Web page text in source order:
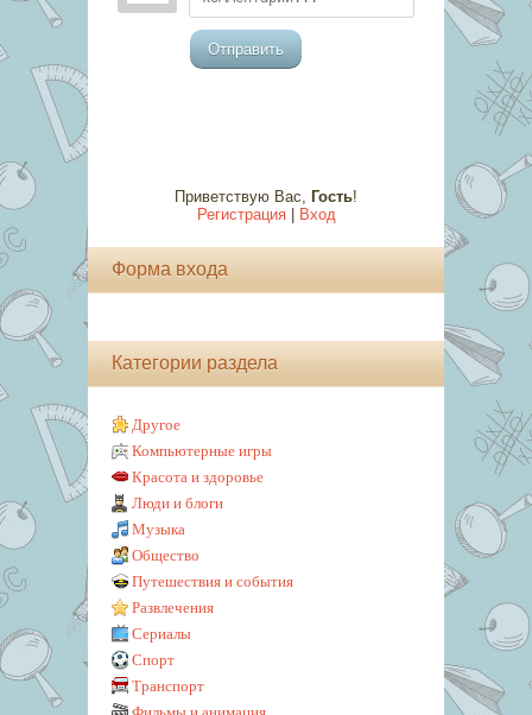
Отправить
Приветствую Вас, Гость!
Регистрация| Вход
Форма входа
Категории раздела
Другое
Компьютерные игры
Красота и здоровье
Люди и блоги
Музыка
Общество
Путешествия и события
Развлечения
Сериалы
Спорт
Транспорт